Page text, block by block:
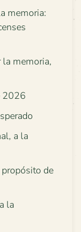
memoria:
la memoria,
2026
a la
de
la